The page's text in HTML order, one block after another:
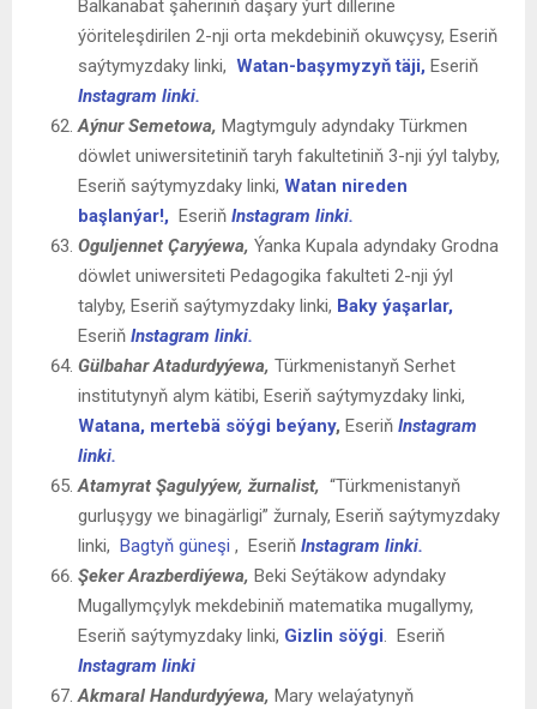
Balkanabat şäheriniň daşary ýurt dillerine
ýöriteleşdirilen 2-nji orta mekdebiniň okuwçysy, Eseriň
saýtymyzdaky linki, Watan-başymyzyň täji, Eseriň
Instagram linki.
Aýnur Semetowa, Magtymguly adyndaky Türkmen
döwlet uniwersitetiniň taryh fakultetiniň 3-nji ýyl talyby,
Eseriň saýtymyzdaky linki, Watan nireden
başlanýar!, Eseriň Instagram linki.
Oguljennet Çaryýewa, Ýanka Kupala adyndaky Grodna
döwlet uniwersiteti Pedagogika fakulteti 2-nji ýyl
talyby, Eseriň saýtymyzdaky linki, Baky ýaşarlar,
Eseriň Instagram linki.
Gülbahar Atadurdyýewa, Türkmenistanyň Serhet
institutynyň alym kätibi, Eseriň saýtymyzdaky linki,
Watana, mertebä söýgi beýany, Eseriň Instagram
linki.
Atamyrat Şagulyýew, žurnalist, “Türkmenistanyň
gurluşygy we binagärligi” žurnaly, Eseriň saýtymyzdaky
linki, Bagtyň güneşi , Eseriň Instagram linki.
ŞekerArazberdiýewa, Beki Seýtäkow adyndaky
Mugallymçylyk mekdebiniň matematika mugallymy,
Eseriň saýtymyzdaky linki, Gizlin söýgi
Eseriň
Instagram linki
Akmaral Handurdyýewa, Mary welaýatynyň